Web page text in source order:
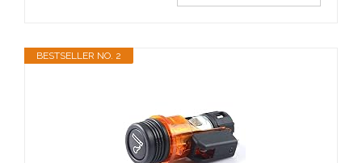
BESTSELLER NO. 2